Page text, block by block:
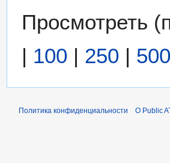
Просмотреть (
| 100 | 250 | 500
Политика конфиденциальности О Public